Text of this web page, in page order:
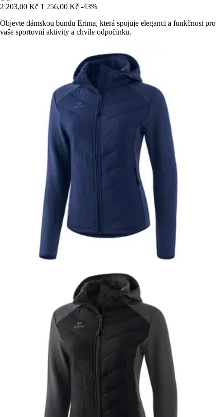
2 203,00 Kč 1 256,00 Kč -43%
Objevte dámskou bundu Erima, která spojuje eleganci a funkčnost pro
vaše sportovní aktivity a chvíle odpočinku.